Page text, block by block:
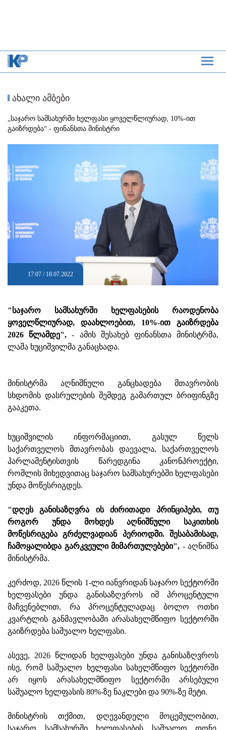
ახალი ამბები
„საჯარო სამსახურში ხელფასი ყოველწლიურად, 10%-ით
გაიზრდება“ - ფინანსთა მინისტრი
17:07 / 18.07.2022
"საჯარო სამსახურში ხელფასების რაოდენობა
ყოველწლიურად, დაახლოებით, 10%-ით გაიზრდება
2026 წლამდე", - ამის შესახებ ფინანსთა მინისტრმა,
ლაშა ხუციშვილმა განაცხადა.
მინისტრმა აღნიშნული განცხადება მთავრობის
სხდომის დასრულების შემდეგ გამართულ ბრიფინგზე
გააკეთა.
ხუციშვილის ინფორმაციით, გასულ წელს
საქართველოს მთავრობას დაევალა, საქართველოს
პარლამენტისთვის წარედგინა კანონპროექტი,
რომლის მიხედვითაც საჯარო სამსახურებში ხელფასები
უნდა მოწესრიგდეს.
"დღეს განისაზღვრა ის ძირითადი პრინციპები, თუ
როგორ უნდა მოხდეს აღნიშნული საკითხის
მოწესრიგება გრძელვადიან პერიოდში. შესაბამისად,
ჩამოყალიბდა გარკვეული მიმართულებები", - აღნიშნა
მინისტრმა.
კერძოდ, 2026 წლის 1-ლი იანვრიდან საჯარო სექტორში
ხელფასები უნდა განისაზღვროს იმ პროცენტული
მაჩვენებლით, რა პროცენტულადაც ბოლო ოთხი
კვარტლის განმავლობაში არასახელმწიფო სექტორში
გაიზრდება საშუალო ხელფასი.
ასევე, 2026 წლიდან ხელფასები უნდა განისაზღვროს
ისე, რომ საშუალო ხელფასი სახელმწიფო სექტორში
არ იყოს არასახელმწიფო სექტორში არსებული
საშუალო ხელფასის 80%-ზე ნაკლები და 90%-ზე მეტი.
მინისტრის თქმით, დღევანდელი მოცემულობით,